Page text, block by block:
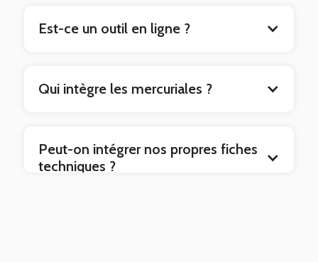
Est-ce un outil en ligne ?
Qui intègre les mercuriales ?
Peut-on intégrer nos propres fiches
techniques ?